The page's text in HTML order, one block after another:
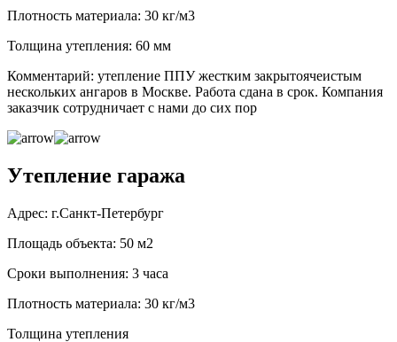
Плотность материала: 30 кг/м3
Толщина утепления: 60 мм
Комментарий: утепление ППУ жестким закрытоячеистым
нескольких ангаров в Москве. Работа сдана в срок. Компания
заказчик сотрудничает с нами до сих пор
Утепление гаража
Адрес: г.Санкт-Петербург
Площадь объекта: 50 м2
Сроки выполнения: 3 часа
Плотность материала: 30 кг/м3
Толщина утепления